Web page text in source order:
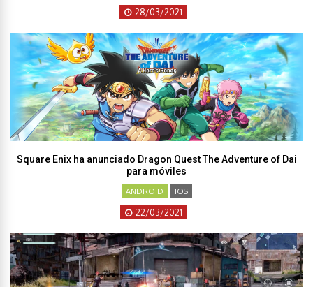
28/03/2021
Square Enix ha anunciado Dragon Quest The Adventure of Dai
para móviles
ANDROID IOS
22/03/2021